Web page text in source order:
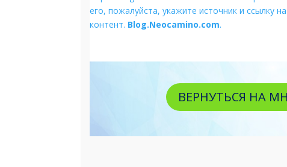
его, пожалуйста, укажите источник и ссылку
контент. Blog.Neocamino.com.
ВЕРНУТЬСЯ НА